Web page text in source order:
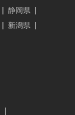
静岡県
新潟県